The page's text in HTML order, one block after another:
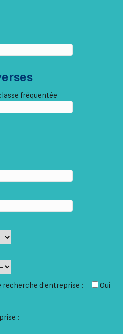
fréquentée
d'entreprise :
Oui
: